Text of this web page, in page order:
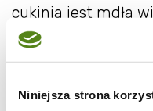
Niniejsza strona
cukinia jest mdła
jajecznicy
to. Dodatkowo